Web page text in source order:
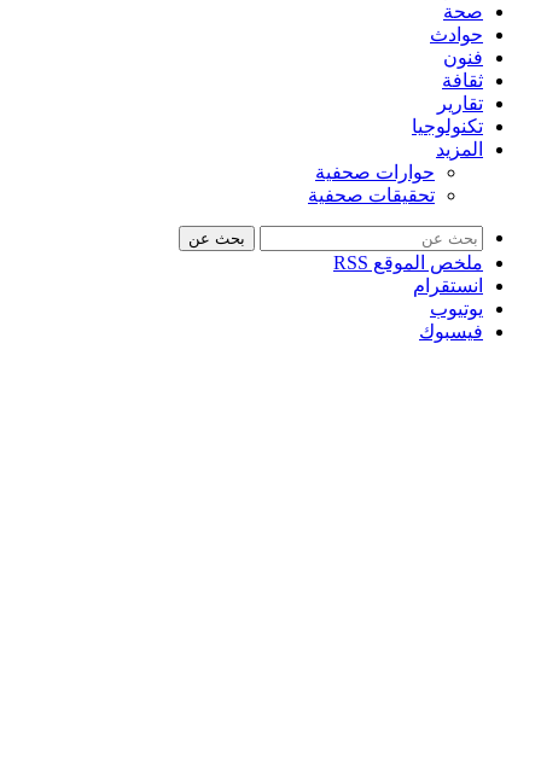
صحة
حوادث
فنون
ثقافة
تقارير
تكنولوجيا
المزيد
حوارات صحفية
تحقيقات صحفية
بحث عن
ملخص الموقع RSS
انستقرام
يوتيوب
فيسبوك